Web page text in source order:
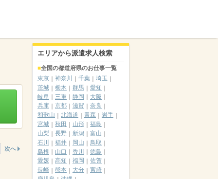
次へ
エリアから派遣求人検索
全国の都道府県のお仕事一覧
東京
神奈川 千葉
埼玉
茨城
栃木 群馬
愛知
岐阜
三重 静岡
大阪
兵庫
京都 滋賀
奈良
和歌山
北海道 青森
岩手
宮城
秋田 山形
福島
山梨
長野 新潟
富山
石川
福井 岡山
鳥取
島根
山口 香川
徳島
愛媛
高知 福岡
佐賀
長崎
熊本 大分
宮崎